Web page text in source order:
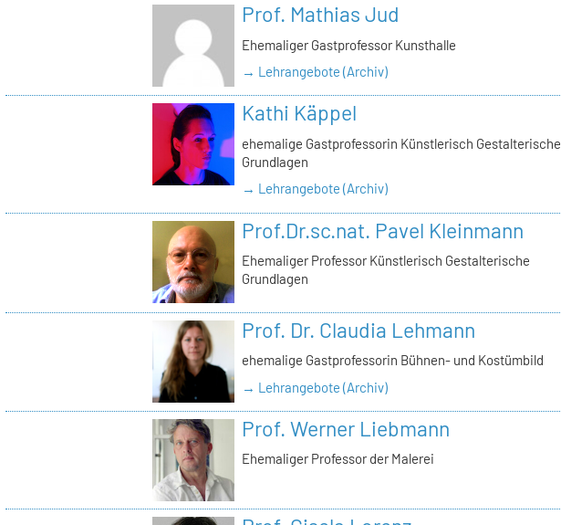
Prof. Mathias Jud
Ehemaliger Gastprofessor Kunsthalle
→ Lehrangebote (Archiv)
Kathi Käppel
ehemalige Gastprofessorin Künstlerisch Gestalterische
Grundlagen
→ Lehrangebote (Archiv)
Prof.Dr.sc.nat. Pavel Kleinmann
Ehemaliger Professor Künstlerisch Gestalterische
Grundlagen
Prof. Dr. Claudia Lehmann
ehemalige Gastprofessorin Bühnen- und Kostümbild
→ Lehrangebote (Archiv)
Prof. Werner Liebmann
Ehemaliger Professor der Malerei